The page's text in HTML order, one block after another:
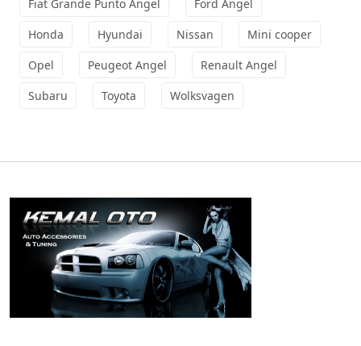
Fiat Grande Punto Angel
Ford Angel
Honda
Hyundai Nissan
Mini cooper
Opel
Peugeot Angel
Renault Angel
Subaru
Toyota Wolksvagen